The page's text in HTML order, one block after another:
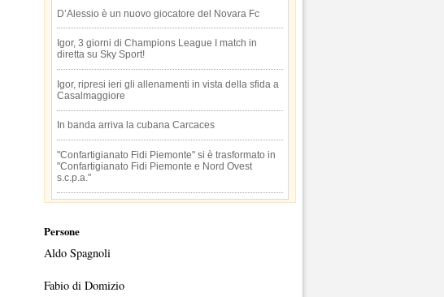
D’Alessio è un nuovo giocatore del Novara Fc
Igor, 3 giorni di Champions League I match in
diretta su Sky Sport!
Igor, ripresi ieri gli allenamenti in vista della sfida a
Casalmaggiore
In banda arriva la cubana Carcaces
"Confartigianato Fidi Piemonte" si è trasformato in
"Confartigianato Fidi Piemonte e Nord Ovest
s.c.p.a."
Persone
Aldo Spagnoli
Fabio di Domizio